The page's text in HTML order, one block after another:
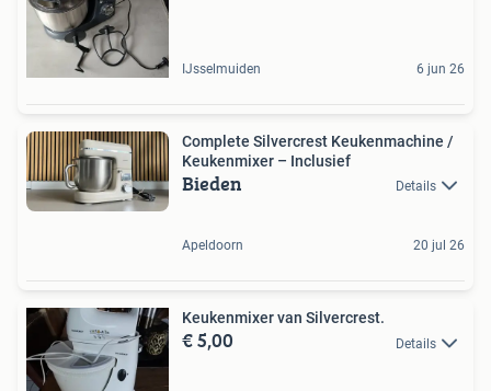
IJsselmuiden 6 jun 26
Complete Silvercrest Keukenmachine /
Keukenmixer – Inclusief
Bieden Details
Apeldoorn 20 jul 26
Keukenmixer van Silvercrest.
€ 5,00 Details